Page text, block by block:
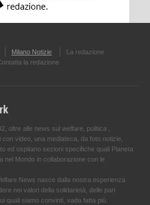
Milano Notizie
La redazione
la redazione
oltre alle news sul welfare, politica ,
video, una mediateca, da foto notizie,
ed ospitano sezioni specifiche quali Pianeta
nel Mondo in collaborazione con le
News nasce dalla nostra esperienza
nei valori della solidarietà, delle pari
quali siamo convinti, vada fatta più